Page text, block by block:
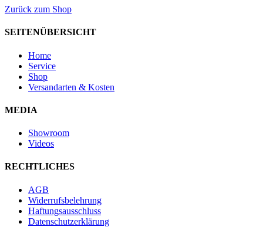
Zurück zum Shop
SEITENÜBERSICHT
Home
Service
Shop
Versandarten & Kosten
MEDIA
Showroom
Videos
RECHTLICHES
AGB
Widerrufsbelehrung
Haftungsausschluss
Datenschutzerklärung